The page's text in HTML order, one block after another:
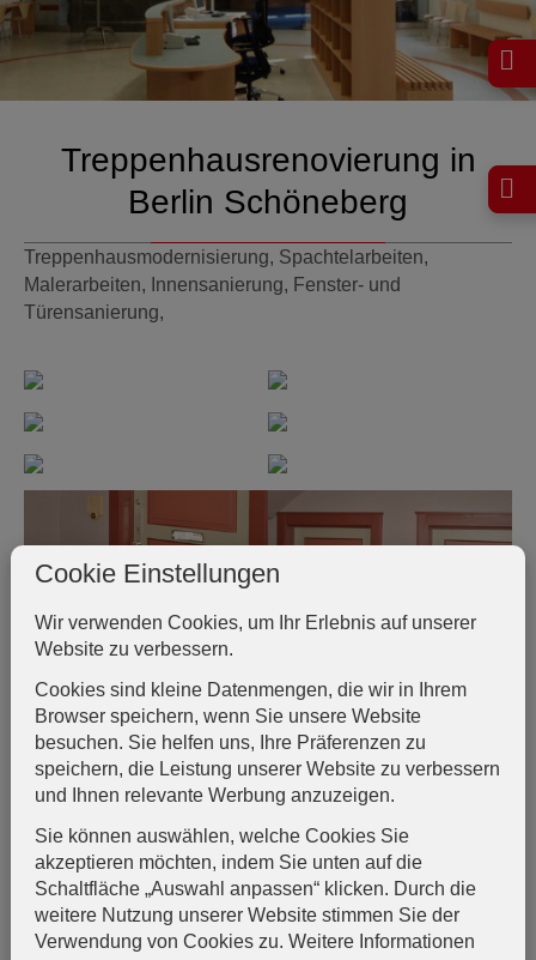
Treppenhausrenovierung in
Berlin Schöneberg
Treppenhausmodernisierung, Spachtelarbeiten,
Malerarbeiten, Innensanierung, Fenster- und
Türensanierung,
Cookie Einstellungen
Wir verwenden Cookies, um Ihr Erlebnis auf unserer
Website zu verbessern.
Cookies sind kleine Datenmengen, die wir in Ihrem
Browser speichern, wenn Sie unsere Website
besuchen. Sie helfen uns, Ihre Präferenzen zu
speichern, die Leistung unserer Website zu verbessern
und Ihnen relevante Werbung anzuzeigen.
Sie können auswählen, welche Cookies Sie
akzeptieren möchten, indem Sie unten auf die
Schaltfläche „Auswahl anpassen“ klicken. Durch die
weitere Nutzung unserer Website stimmen Sie der
Verwendung von Cookies zu. Weitere Informationen